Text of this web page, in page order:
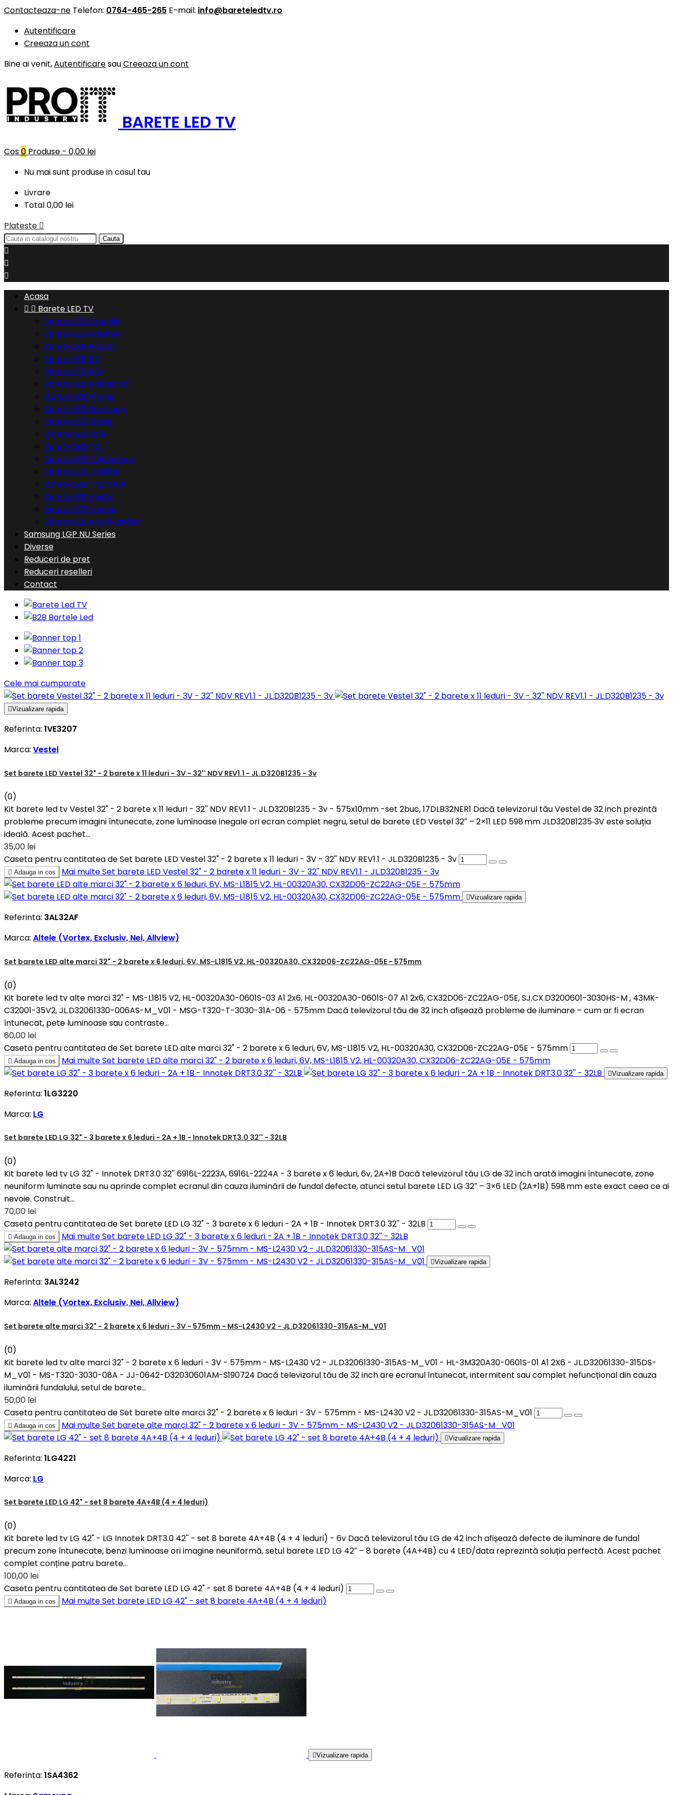
Contacteaza-ne Telefon: 0764-465-265 E-mail: info@bareteledtv.ro
Autentificare
Creeaza un cont
Bine ai venit,AutentificaresauCreeaza un cont
BARETE LED TV
Cos0 Produse - 0,00 lei
Nu mai sunt produse in cosul tau
Livrare
Total0,00 lei
Plateste 
Cauta



Acasa
  Barete LED TV
Barete LED Grundig
Barete LED Hisense
Barete LED Hitachi
Barete LED LG
Barete LED NEI
Barete LED Panasonic
Barete LED Philips
Barete LED Samsung
Barete LED Sharp
Barete LED Sony
Barete LED TCL
Barete LED Telefunken
Barete LED Toshiba
Barete LED Thomson
Barete LED Vestel
Barete LED Vortex
Barete LED Alte branduri
Samsung LGP NU Series
Diverse
Reduceri de pret
Reduceri reselleri
Contact
Cele mai cumparate
Vizualizare rapida
Referinta: 1VE3207
Marca: Vestel
Set barete LED Vestel 32" - 2 barete x 11 leduri - 3V - 32'' NDV REV1.1 - JL.D320B1235 - 3v
(0)
Kit barete led tv Vestel 32" - 2 barete x 11 leduri - 32'' NDV REV1.1 - JL.D320B1235 - 3v - 575x10mm -set 2buc, 17DLB32NER1 Dacă televizorul tău Vestel de 32 inch prezintă
probleme precum imagini întunecate, zone luminoase inegale ori ecran complet negru, setul de barete LED Vestel 32″ – 2×11 LED 598 mm JLD320B1235‑3V este soluția
ideală. Acest pachet...
35,00 lei
Caseta pentru cantitatea de Set barete LED Vestel 32" - 2 barete x 11 leduri - 3V - 32'' NDV REV1.1 - JL.D320B1235 - 3v
 Adauga in cos Mai multeSet barete LED Vestel 32" - 2 barete x 11 leduri - 3V - 32'' NDV REV1.1 - JL.D320B1235 - 3v
Vizualizare rapida
Referinta: 3AL32AF
Marca: Altele (Vortex, Exclusiv, Nei, Allview)
Set barete LED alte marci 32" - 2 barete x 6 leduri, 6V, MS-L1815 V2, HL-00320A30, CX32D06-ZC22AG-05E - 575mm
(0)
Kit barete led tv alte marci 32" - MS-L1815 V2, HL-00320A30-0601S-03 A1 2x6, HL-00320A30-0601S-07 A1 2x6, CX32D06-ZC22AG-05E, SJ.CX.D3200601-3030HS-M , 43MK-
C32001-35V2, JL.D32061330-006AS-M_V01 - MSG-T320-T-3030-31A-06 - 575mm Dacă televizorul tău de 32 inch afișează probleme de iluminare – cum ar fi ecran
întunecat, pete luminoase sau contraste...
60,00 lei
Caseta pentru cantitatea de Set barete LED alte marci 32" - 2 barete x 6 leduri, 6V, MS-L1815 V2, HL-00320A30, CX32D06-ZC22AG-05E - 575mm
 Adauga in cos Mai multeSet barete LED alte marci 32" - 2 barete x 6 leduri, 6V, MS-L1815 V2, HL-00320A30, CX32D06-ZC22AG-05E - 575mm
Vizualizare rapida
Referinta: 1LG3220
Marca: LG
Set barete LED LG 32" - 3 barete x 6 leduri - 2A + 1B - Innotek DRT3.0 32'' - 32LB
(0)
Kit barete led tv LG 32" - Innotek DRT3.0 32'' 6916L-2223A, 6916L-2224A - 3 barete x 6 leduri, 6v, 2A+1B Dacă televizorul tău LG de 32 inch arată imagini întunecate, zone
neuniform luminate sau nu aprinde complet ecranul din cauza iluminării de fundal defecte, atunci setul barete LED LG 32″ – 3×6 LED (2A+1B) 598 mm este exact ceea ce ai
nevoie. Construit...
70,00 lei
Caseta pentru cantitatea de Set barete LED LG 32" - 3 barete x 6 leduri - 2A + 1B - Innotek DRT3.0 32'' - 32LB
 Adauga in cos Mai multeSet barete LED LG 32" - 3 barete x 6 leduri - 2A + 1B - Innotek DRT3.0 32'' - 32LB
Vizualizare rapida
Referinta: 3AL3242
Marca: Altele (Vortex, Exclusiv, Nei, Allview)
Set barete alte marci 32" - 2 barete x 6 leduri - 3V - 575mm - MS-L2430 V2 - JL.D32061330-315AS-M_V01
(0)
Kit barete led tv alte marci 32" - 2 barete x 6 leduri - 3V - 575mm - MS-L2430 V2 - JL.D32061330-315AS-M_V01 - HL-3M320A30-0601S-01 A1 2X6 - JL.D32061330-315DS-
M_V01 - MS-T320-3030-08A - JJ-0642-D32030601AM-S190724 Dacă televizorul tău de 32 inch are ecranul întunecat, intermitent sau complet nefuncțional din cauza
iluminării fundalului, setul de barete...
50,00 lei
Caseta pentru cantitatea de Set barete alte marci 32" - 2 barete x 6 leduri - 3V - 575mm - MS-L2430 V2 - JL.D32061330-315AS-M_V01
 Adauga in cos Mai multeSet barete alte marci 32" - 2 barete x 6 leduri - 3V - 575mm - MS-L2430 V2 - JL.D32061330-315AS-M_V01
Vizualizare rapida
Referinta: 1LG4221
Marca: LG
Set barete LED LG 42" - set 8 barete 4A+4B (4 + 4 leduri)
(0)
Kit barete led tv LG 42" - LG Innotek DRT3.0 42'' - set 8 barete 4A+4B (4 + 4 leduri) - 6v Dacă televizorul tău LG de 42 inch afișează defecte de iluminare de fundal
precum zone întunecate, benzi luminoase ori imagine neuniformă, setul barete LED LG 42″ – 8 barete (4A+4B) cu 4 LED/data reprezintă soluția perfectă. Acest pachet
complet conține patru barete...
100,00 lei
Caseta pentru cantitatea de Set barete LED LG 42" - set 8 barete 4A+4B (4 + 4 leduri)
 Adauga in cos Mai multeSet barete LED LG 42" - set 8 barete 4A+4B (4 + 4 leduri)
Vizualizare rapida
Referinta: 1SA4362